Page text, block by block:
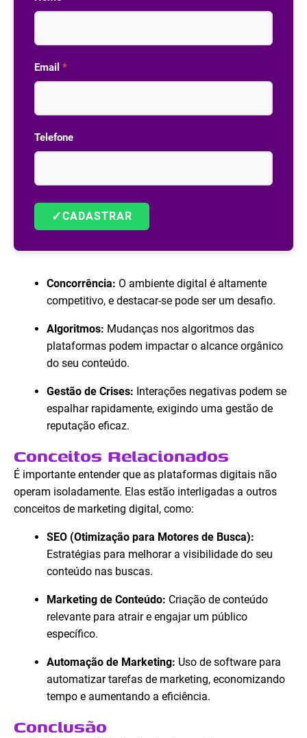
Email *
Telefone
✓CADASTRAR
Concorrência: O ambiente digital é altamente
competitivo, e destacar-se pode ser um desafio.
Algoritmos: Mudanças nos algoritmos das
plataformas podem impactar o alcance orgânico
do seu conteúdo.
Gestão de Crises: Interações negativas podem se
espalhar rapidamente, exigindo uma gestão de
reputação eficaz.
Conceitos Relacionados
É importante entender que as plataformas digitais não
operam isoladamente. Elas estão interligadas a outros
conceitos de marketing digital, como:
SEO (Otimização para Motores de Busca):
Estratégias para melhorar a visibilidade do seu
conteúdo nas buscas.
Marketing de Conteúdo: Criação de conteúdo
relevante para atrair e engajar um público
específico.
Automação de Marketing: Uso de software para
automatizar tarefas de marketing, economizando
tempo e aumentando a eficiência.
Conclusão